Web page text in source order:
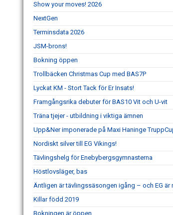
Show your moves! 2026
NextGen
Terminsdata 2026
JSM-brons!
Bokning öppen
Trollbäcken Christmas Cup med BAS7P
Lyckat KM - Stort Tack för Er Insats!
Framgångsrika debuter för BAS10 Vit och U-vit
Träna tjejer - utbildning i viktiga ämnen
Upp&Ner imponerade på Maxi Haninge
Nordiskt silver till EG Vikings!
Tävlingshelg för Enebybergsgymnasterna
Höstlovsläger, bas
Äntligen är tävlingssäsongen igång – och EG är
Killar född 2019
Bokningen är öppen